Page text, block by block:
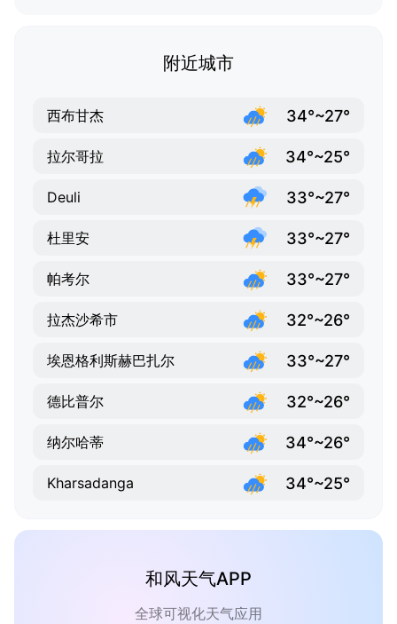
附近城市
西布甘杰 34°~27°
拉尔哥拉 34°~25°
Deuli 33°~27°
杜里安 33°~27°
帕考尔 33°~27°
拉杰沙希市 32°~26°
埃恩格利斯赫巴扎尔 33°~27°
德比普尔 32°~26°
纳尔哈蒂 34°~26°
Kharsadanga 34°~25°
和风天气APP
全球可视化天气应用